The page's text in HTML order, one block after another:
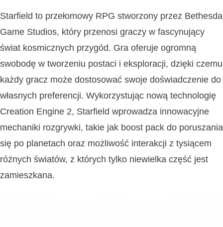
Starfield to przełomowy RPG stworzony przez Bethesda
Game Studios, który przenosi graczy w fascynujący
świat kosmicznych przygód. Gra oferuje ogromną
swobodę w tworzeniu postaci i eksploracji, dzięki czemu
każdy gracz może dostosować swoje doświadczenie do
własnych preferencji. Wykorzystując nową technologię
Creation Engine 2, Starfield wprowadza innowacyjne
mechaniki rozgrywki, takie jak boost pack do poruszania
się po planetach oraz możliwość interakcji z tysiącem
różnych światów, z których tylko niewielka część jest
zamieszkana.